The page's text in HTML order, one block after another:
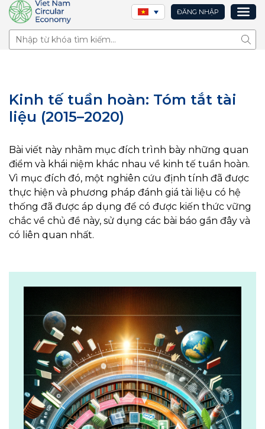
ĐĂNG NHẬP
Tìm
Kinh tế tuần hoàn: Tóm tắt tài
liệu (2015–2020)
Bài viết này nhằm mục đích trình bày những quan
điểm và khái niệm khác nhau về kinh tế tuần hoàn.
Vì mục đích đó, một nghiên cứu định tính đã được
thực hiện và phương pháp đánh giá tài liệu có hệ
thống đã được áp dụng để có được kiến thức vững
chắc về chủ đề này, sử dụng các bài báo gần đây và
có liên quan nhất.